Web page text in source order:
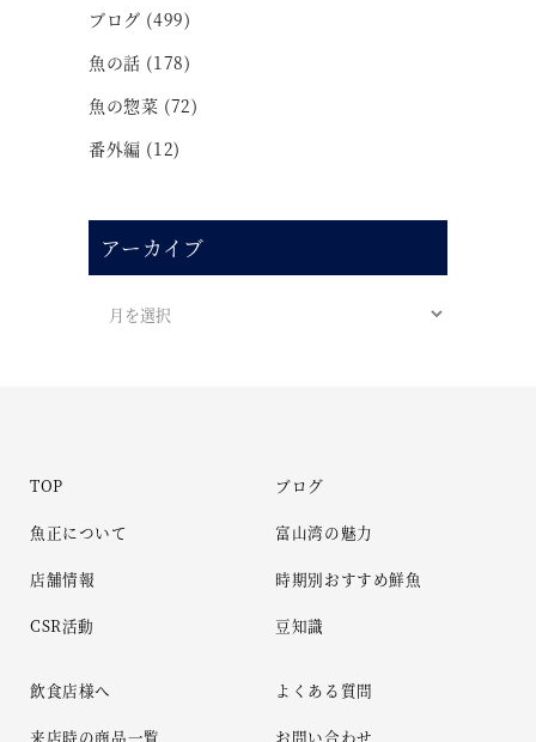
ブログ (499)
魚の話 (178)
魚の惣菜 (72)
番外編 (12)
アーカイブ
TOP
魚正について
店舗情報
CSR活動
ブログ
富山湾の魅力
時期別おすすめ鮮魚
豆知識
飲食店様へ
来店時の商品一覧
よくある質問
お問い合わせ